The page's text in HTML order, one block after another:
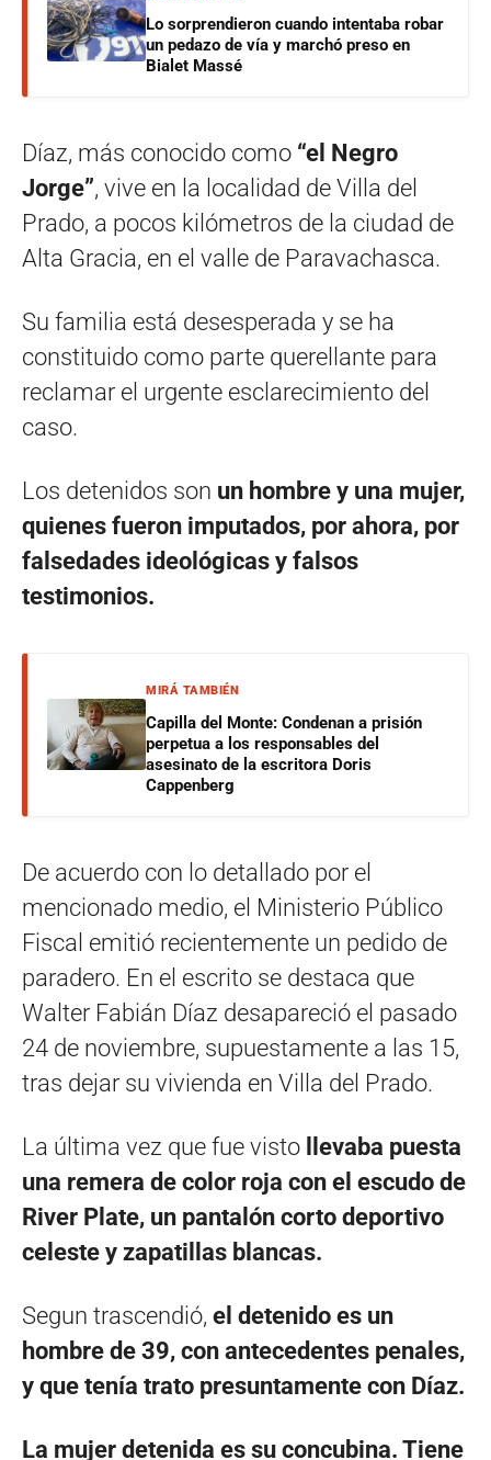
Lo sorprendieron cuando intentaba robar
un pedazo de vía y marchó preso en
Bialet Massé
Díaz, más conocido como “el Negro
Jorge”, vive en la localidad de Villa del
Prado, a pocos kilómetros de la ciudad de
Alta Gracia, en el valle de Paravachasca.
Su familia está desesperada y se ha
constituido como parte querellante para
reclamar el urgente esclarecimiento del
caso.
Los detenidos son un hombre y una mujer,
quienes fueron imputados, por ahora, por
falsedades ideológicas y falsos
testimonios.
MIRÁ TAMBIÉN
Capilla del Monte: Condenan a prisión
perpetua a los responsables del
asesinato de la escritora Doris
Cappenberg
De acuerdo con lo detallado por el
mencionado medio, el Ministerio Público
Fiscal emitió recientemente un pedido de
paradero. En el escrito se destaca que
Walter Fabián Díaz desapareció el pasado
24 de noviembre, supuestamente a las 15,
tras dejar su vivienda en Villa del Prado.
La última vez que fue visto
llevaba puesta
una remera de color roja con el escudo de
River Plate, un pantalón corto deportivo
celeste y zapatillas blancas.
Segun trascendió, el detenido es un
hombre de 39, con antecedentes penales,
y que tenía trato presuntamente con Díaz.
La mujer detenida es su concubina. Tiene